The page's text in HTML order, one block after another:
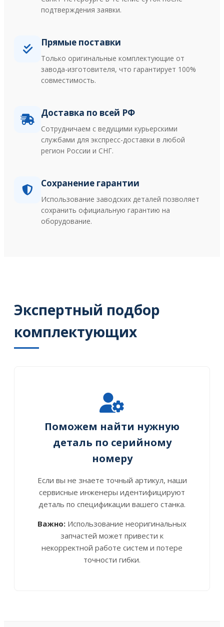
подтверждения заявки.
Прямые поставки
Только оригинальные комплектующие от
завода-изготовителя, что гарантирует 100%
совместимость.
Доставка по всей РФ
Сотрудничаем с ведущими курьерскими
службами для экспресс-доставки в любой
регион России и СНГ.
Сохранение гарантии
Использование заводских деталей позволяет
сохранить официальную гарантию на
оборудование.
Экспертный подбор
комплектующих
Поможем найти нужную
деталь по серийному
номеру
Если вы не знаете точный артикул, наши
сервисные инженеры идентифицируют
деталь по спецификации вашего станка.
Важно: Использование неоригинальных
запчастей может привести к
некорректной работе систем и потере
точности гибки.